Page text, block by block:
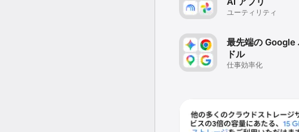
ユーティリティ
最先端の Google
ドル
仕事効率化